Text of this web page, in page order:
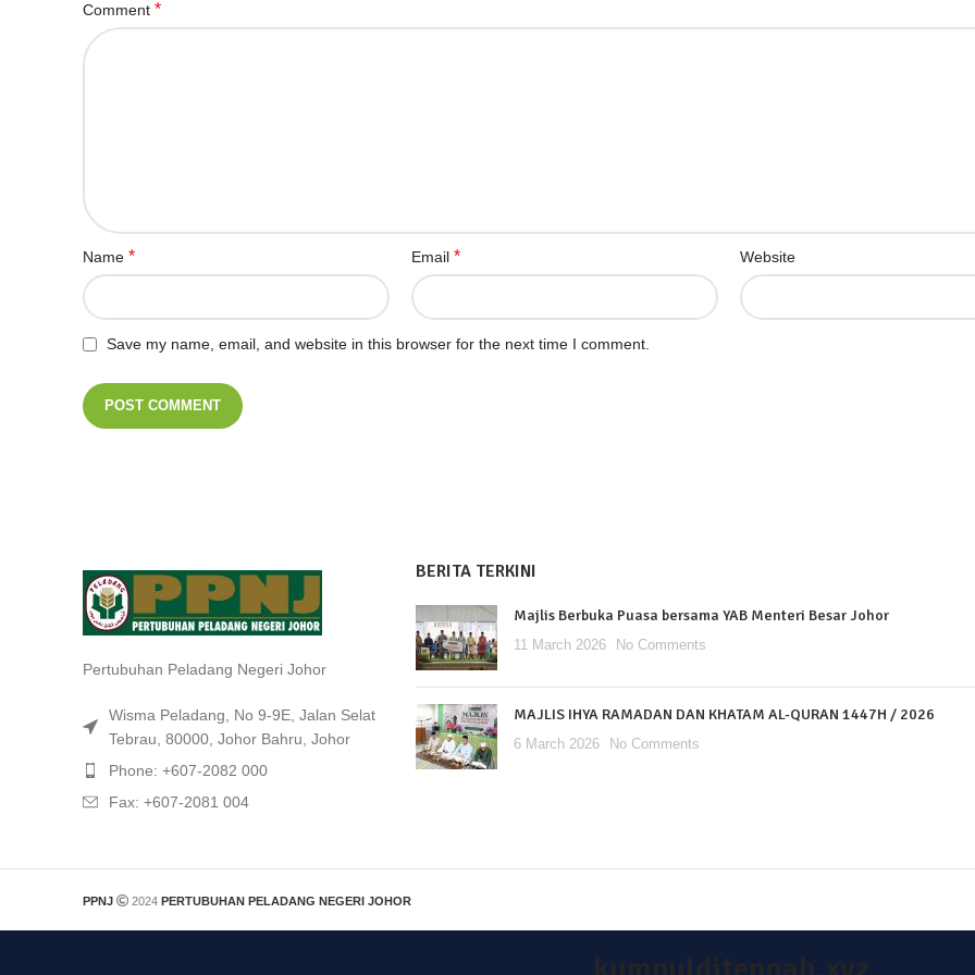
Comment *
Name * Email* Website
Save my name, email, and website in this browser for the next time I comment.
Pertubuhan Peladang Negeri Johor
Wisma Peladang, No 9-9E, Jalan Selat
Tebrau, 80000, Johor Bahru, Johor
Phone: +607-2082 000
Fax: +607-2081 004
BERITA TERKINI
Majlis Berbuka Puasa bersama YAB Menteri Besar Johor
11 March 2026 No Comments
MAJLIS IHYA RAMADAN DAN KHATAM AL-QURAN 1447H / 2026
6 March 2026 No Comments
PPNJ 2024 PERTUBUHAN PELADANG NEGERI JOHOR